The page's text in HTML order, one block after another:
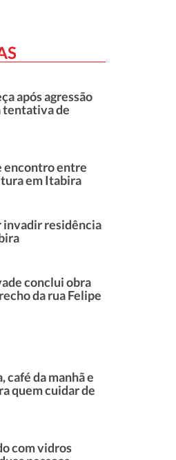
após agressão
tentativa de
encontro entre
em Itabira
invadir residência
conclui obra
da rua Felipe
café da manhã e
quem cuidar de
com vidros